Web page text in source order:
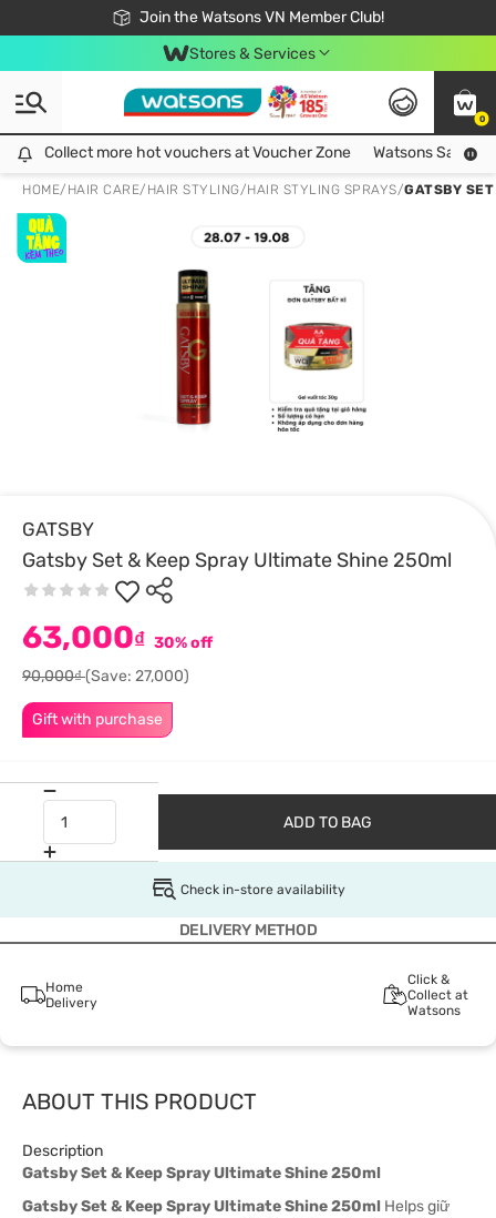
Join the Watsons VN Member Club!
Free Shipping For Order From 249,000Đ
24h Fast delivery in Hồ Chí Minh City
Stores & Services
0
Collect more hot vouchers at Voucher Zone
Collect more hot vouchers at Voucher Zone Watsons Safety
HOME/ HAIR CARE/ HAIR STYLING/HAIR STYLING SPRAYS/GATSBY
GATSBY
Gatsby Set & Keep Spray Ultimate Shine 250ml
Gift with purchase
63,000₫ 30% off
90,000₫(Save: 27,000)
ADD TO BAG
Check in-store availability
DELIVERY METHOD
Home
Delivery
Click &
Collect at
Watsons
ABOUT THIS PRODUCT
Description
Gatsby Set & Keep Spray Ultimate Shine 250ml
Gatsby Set & Keep Spray Ultimate Shine 250ml Helps giữ